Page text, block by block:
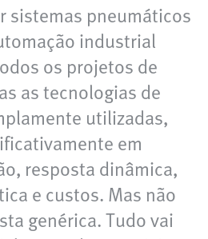
sistemas pneumáticos
industrial
os projetos de
as tecnologias de
utilizadas,
em
resposta dinâmica,
e custos. Mas não
genérica. Tudo vai